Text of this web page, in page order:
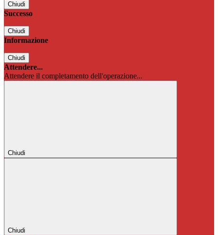
Chiudi
Successo
Chiudi
Informazione
Chiudi
Attendere...
Attendere il completamento dell'operazione...
Chiudi
Chiudi